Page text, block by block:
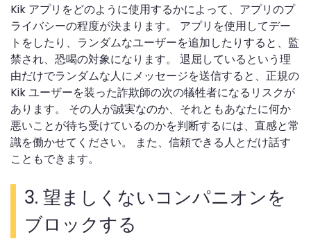
Kik アプリをどのように使用するかによって、アプリのプ
ライバシーの程度が決まります。 アプリを使用してデー
トをしたり、ランダムなユーザーを追加したりすると、監
禁され、恐喝の対象になります。 退屈しているという理
由だけでランダムな人にメッセージを送信すると、正規の
Kik ユーザーを装った詐欺師の次の犠牲者になるリスクが
あります。 その人が誠実なのか、それともあなたに何か
悪いことが待ち受けているのかを判断するには、直感と常
識を働かせてください。 また、信頼できる人とだけ話す
こともできます。
3. 望ましくないコンパニオンを
ブロックする